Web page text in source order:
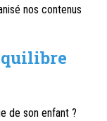
nos contenus
de son enfant ?